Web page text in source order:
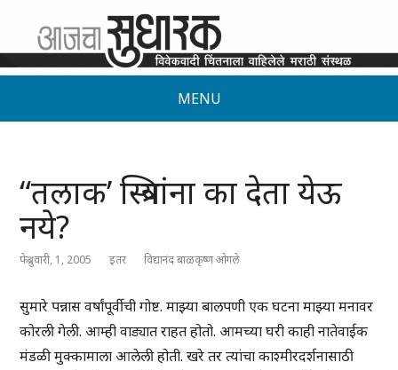
MENU
“तलाक’ स्त्रियांना का देता येऊ
नये?
फेब्रुवारी, 1, 2005 इतर विद्यानंद बाळकृष्ण ओगले
सुमारे पन्नास वर्षांपूर्वीची गोष्ट. माझ्या बालपणी एक घटना माझ्या मनावर
कोरली गेली. आम्ही वाड्यात राहत होतो. आमच्या घरी काही नातेवाईक
मंडळी मुक्कामाला आलेली होती. खरे तर त्यांचा काश्मीरदर्शनासाठी